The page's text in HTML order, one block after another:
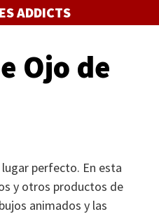
ADDICTS
Ojo de
perfecto. En esta
y otros productos de
animados y las